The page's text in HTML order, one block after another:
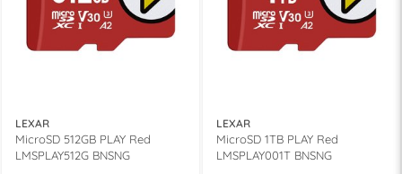
LEXAR
MicroSD 512GB PLAY Red
LMSPLAY512G BNSNG
LEXAR
MicroSD 1TB PLAY Red
LMSPLAY001T BNSNG